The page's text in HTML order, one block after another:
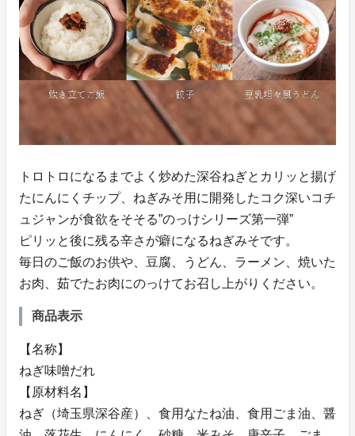
トロトロになるまでよく炒めた深谷ねぎとカリッと揚げ
たにんにくチップ、ねぎみそ用に開発したコク深いコチ
ュジャンが食欲をそそる”のっけシリーズ第一弾”
ピリッと後に残る辛さが癖になるねぎみそです。
毎日のご飯のお供や、豆腐、うどん、ラーメン、焼いた
お肉、茹でたお肉にのっけてお召し上がりください。
商品表示
【名称】
ねぎ味噌だれ
【原材料名】
ねぎ（埼玉県深谷産）、食用なたね油、食用ごま油、醤